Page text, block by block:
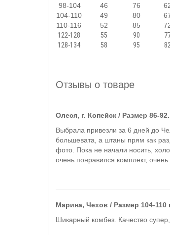
98-104
46 76
104-110
49 80
110-116
52 85
122-128
55 90
128-134
58 95 82
Отзывы о товаре
Олеся, г. Копейск / Размер 86-92.
Выбрала привезли за 6 дней до
большевата, а штаны прям как
фото. Пока не начали носить,
очень понравился комплект,
Марина, Чехов / Размер 104-110
Шикарный комбез. Качество